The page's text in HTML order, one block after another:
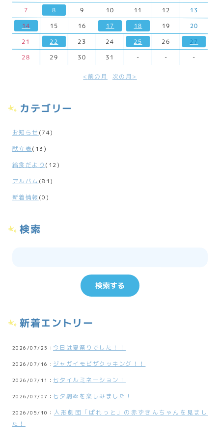
7 8 9 10 11 12 13
14 15 16 17 18 19 20
21 22 23 24 25 26 27
28 29 30 31 - - -
前の月 次の月
カテゴリー
お知らせ (74)
献立表(13)
給食だより (12)
アルバム (81)
新着情報 (0)
検索
新着エントリー
2026/07/25：今日は夏祭りでした！！
2026/07/16： ジャガイモピザクッキング！！
2026/07/11：七夕イルミネーション！
2026/07/07：七夕劇🎋を楽しみました！
2026/05/10： 人形劇団「ぱれっと」の赤ずきんちゃんを見まし
た！